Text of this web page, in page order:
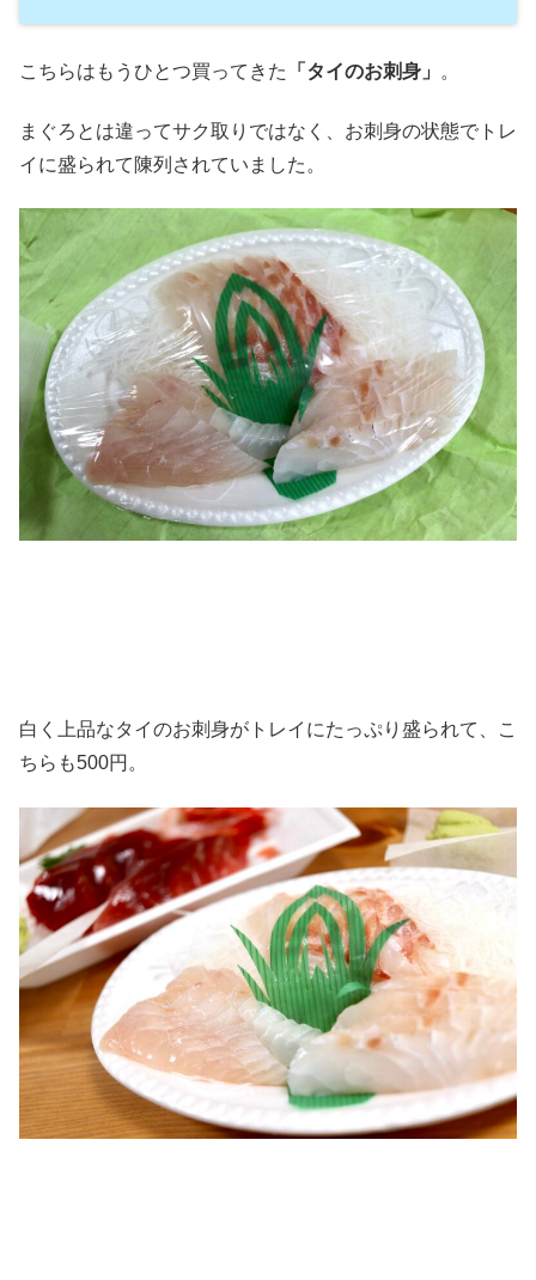
こちらはもうひとつ買ってきた 「タイのお刺身」 。
まぐろとは違ってサク取りではなく、お刺身の状態でトレ
イに盛られて陳列されていました。
白く上品なタイのお刺身がトレイにたっぷり盛られて、こ
ちらも500円。